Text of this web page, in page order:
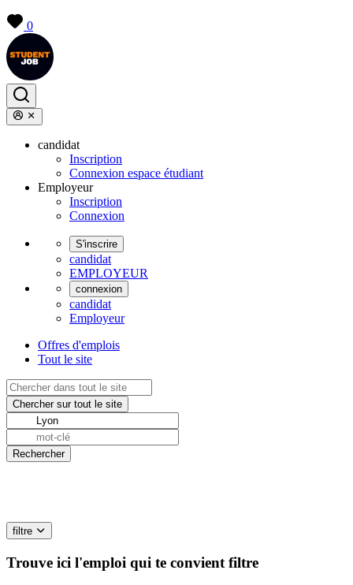
0
candidat
Inscription
Connexion espace étudiant
Employeur
Inscription
Connexion
S'inscrire
candidat
EMPLOYEUR
connexion
candidat
Employeur
Offres d'emplois
Tout le site
filtre
Trouve ici l'emploi qui te convient filtre